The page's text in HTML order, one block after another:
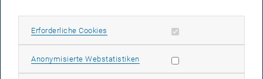
COOKIEEINSTELLUNGEN
Erforderliche Cookies Erforderliche Cookies zulassen
Anonymisierte WebstatistikenStatistik Cookies zulassen